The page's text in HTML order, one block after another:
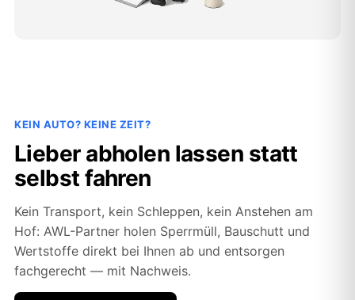
KEIN AUTO? KEINE ZEIT?
Lieber abholen lassen statt
selbst fahren
Kein Transport, kein Schleppen, kein Anstehen am
Hof: AWL-Partner holen Sperrmüll, Bauschutt und
Wertstoffe direkt bei Ihnen ab und entsorgen
fachgerecht — mit Nachweis.